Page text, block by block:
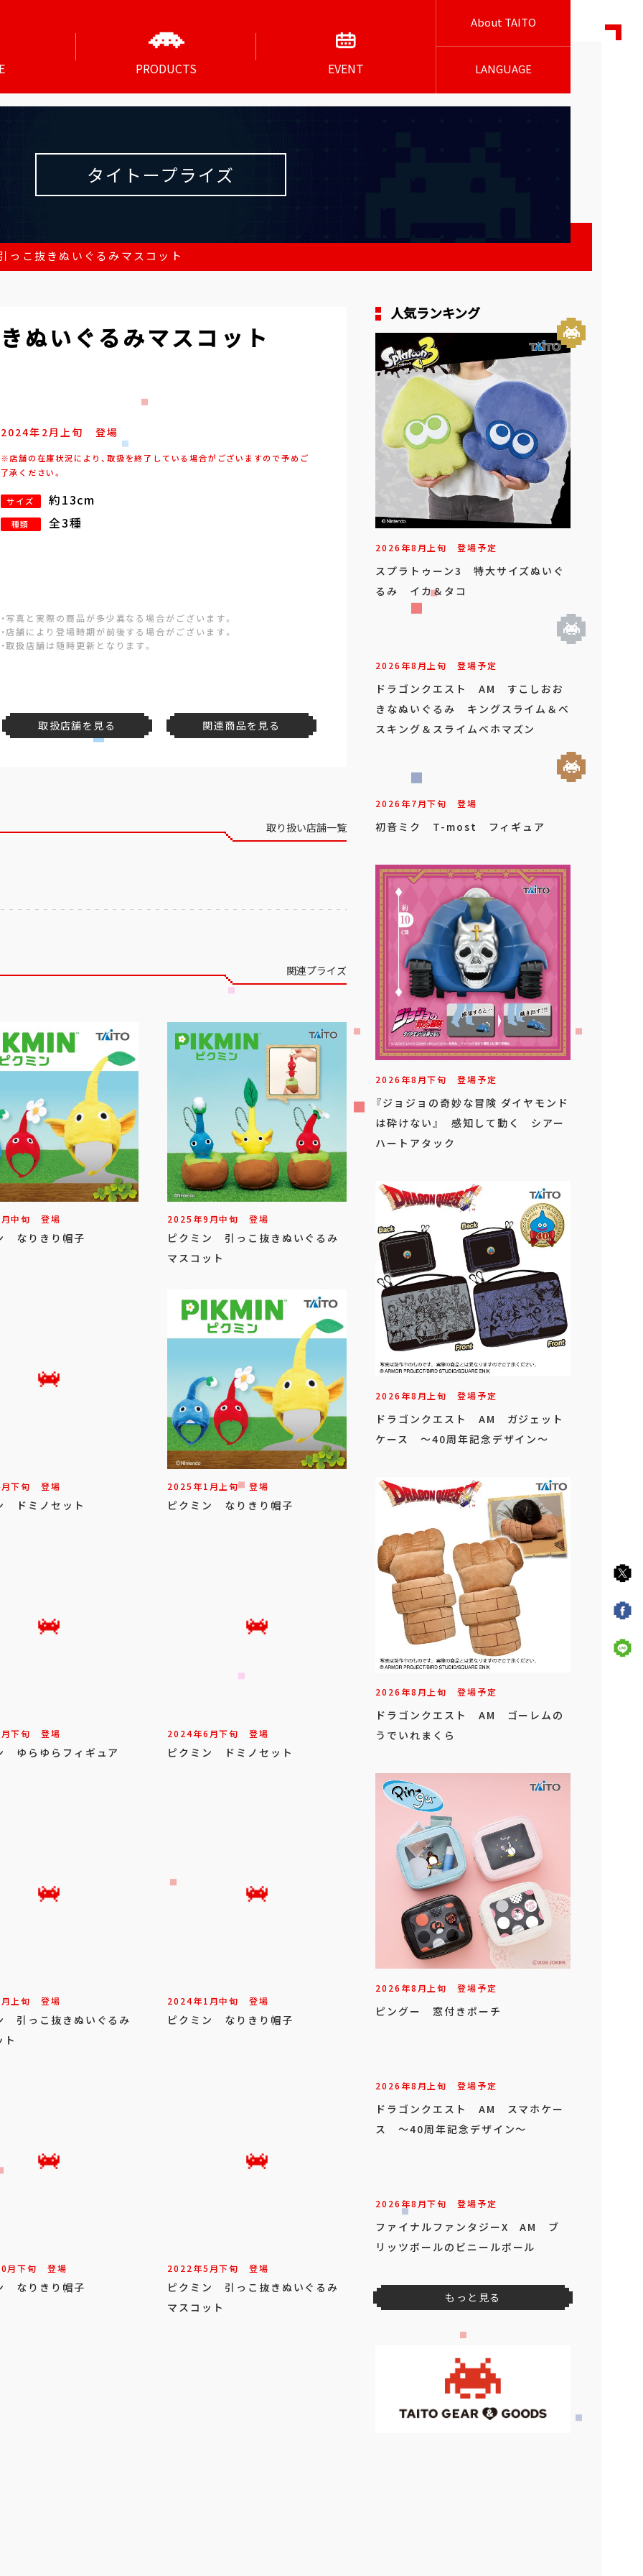
PRODUCTS EVENT
About TAITO
LANGUAGE
タイトープライズ
こ抜きぬいぐるみマスコット
ぬいぐるみマスコット
2024年 2月上旬 登場
※店舗の在庫状況により、取扱を終了している場合がございますので予めご
了承ください。
サイズ 約13cm
種類 全3種
・写真と実際の商品が多少異なる場合がございます。
・店舗により登場時期が前後する場合がございます。
・取扱店舗は随時更新となります。
取扱店舗を見る 関連商品を見る
取り扱い店舗一覧
関連プライズ
月中旬 登場
なりきり帽子
2025年9月中旬 登場
ピクミン 引っこ抜きぬいぐるみ
マスコット
月下旬 登場
ドミノセット
2025年1月上旬登場
ピクミン なりきり帽子
月下旬 登場
ゆらゆらフィギュア
2024年6月下旬 登場
ピクミン ドミノセット
月上旬 登場
引っこ抜きぬいぐるみ
ト
2024年1月中旬 登場
ピクミン なりきり帽子
月下旬 登場
なりきり帽子
2022年5月下旬 登場
ピクミン 引っこ抜きぬいぐるみ
マスコット
人気ランキング
2026年8月上旬 登場予定
スプラトゥーン3 特大サイズぬいぐ
るみ イカ＆タコ
ドラゴンクエスト AM すこしおお
きなぬいぐるみ キングスライム＆ベ
スキング＆スライムベホマズン
2026年7月下旬登場
初音ミク T-most フィギュア
2026年8 月下旬 登場予定
『ジョジョの奇妙な冒険 ダイヤモンド
は砕けない』 感知して動く シアー
ハートアタック
2026年8月上旬登場予定
ドラゴンクエスト AM ガジェット
ケース ～40周年記念デザイン～
2026年8 月上旬登場予定
ドラゴンクエスト AM ゴーレムの
うでいれまくら
ドラゴンクエスト AM スマホケー
ス ～40周年記念デザイン～
下旬登場予定
ファイナルファンタジーX AM ブ